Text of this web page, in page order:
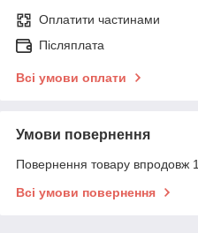
Оплатити частинами
Післяплата
Всі умови оплати
Умови повернення
Повернення товару впродовж
Всі умови повернення